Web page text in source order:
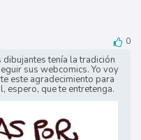
0
dibujantes tenía la tradición
sus webcomics. Yo voy
este agradecimiento para
espero, que te entretenga.